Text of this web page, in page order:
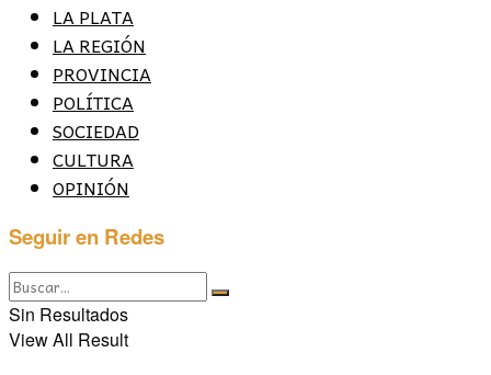
LA PLATA
LA REGIÓN
PROVINCIA
POLÍTICA
SOCIEDAD
CULTURA
OPINIÓN
Seguir en Redes
Sin Resultados
View All Result